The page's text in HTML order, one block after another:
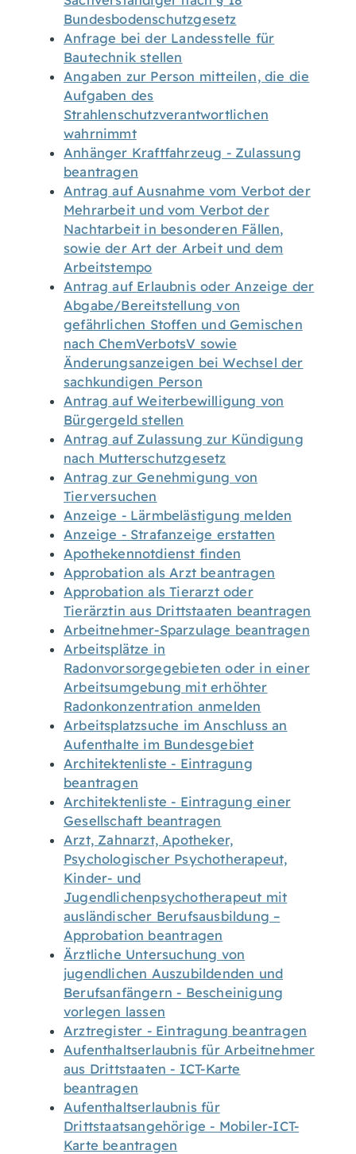
Bundesbodenschutzgesetz
Anfrage bei der Landesstelle für
Bautechnik stellen
Angaben zur Person mitteilen, die die
Aufgaben des
Strahlenschutzverantwortlichen
wahrnimmt
Anhänger Kraftfahrzeug - Zulassung
beantragen
Antrag auf Ausnahme vom Verbot der
Mehrarbeit und vom Verbot der
Nachtarbeit in besonderen Fällen,
sowie der Art der Arbeit und dem
Arbeitstempo
Antrag auf Erlaubnis oder Anzeige der
Abgabe/Bereitstellung von
gefährlichen Stoffen und Gemischen
nach ChemVerbotsV sowie
Änderungsanzeigen bei Wechsel der
sachkundigen Person
Antrag auf Weiterbewilligung von
Bürgergeld stellen
Antrag auf Zulassung zur Kündigung
nach Mutterschutzgesetz
Antrag zur Genehmigung von
Tierversuchen
Anzeige - Lärmbelästigung melden
Anzeige - Strafanzeige erstatten
Apothekennotdienst finden
Approbation als Arzt beantragen
Approbation als Tierarzt oder
Tierärztin aus Drittstaaten beantragen
Arbeitnehmer-Sparzulage beantragen
Arbeitsplätze in
Radonvorsorgegebieten oder in einer
Arbeitsumgebung mit erhöhter
Radonkonzentration anmelden
Arbeitsplatzsuche im Anschluss an
Aufenthalte im Bundesgebiet
Architektenliste - Eintragung
beantragen
Architektenliste - Eintragung einer
Gesellschaft beantragen
Arzt, Zahnarzt, Apotheker,
Psychologischer Psychotherapeut,
Kinder- und
Jugendlichenpsychotherapeut mit
ausländischer Berufsausbildung –
Approbation beantragen
Ärztliche Untersuchung von
jugendlichen Auszubildenden und
Berufsanfängern - Bescheinigung
vorlegen lassen
Arztregister - Eintragung beantragen
Aufenthaltserlaubnis für Arbeitnehmer
aus Drittstaaten - ICT-Karte
beantragen
Aufenthaltserlaubnis für
Drittstaatsangehörige - Mobiler-ICT-
Karte beantragen